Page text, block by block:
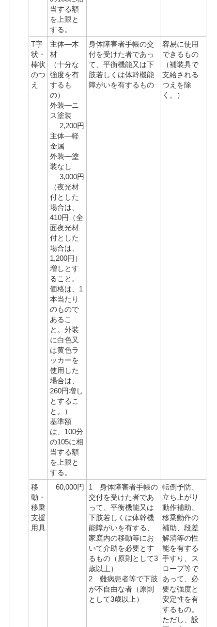
当する額
を上限と
する。
T字
状・
棒状
のつ
え
主体―木
材
（十分な
強度を有
するも
の）
外装―ニ
ス塗装
2,200円
主体―軽
金属
外装―塗
装なし
3,000円
（夜光材
付とした
場合は、
410円（全
面夜光材
付とした
場合は、
1,200円）
増しとす
ること。
価格は、1
本当たり
のもので
あるこ
と。外装
に白色又
は黄色ラ
ッカーを
使用した
場合は、
260円増し
とするこ
と。）
基準額
は、100分
の105に相
当する額
を上限と
する。
身体障害者手帳の交
付を受けた者であっ
て、平衡機能又は下
肢若しくは体幹機能
障がいを有するもの
容易に使用
できるもの
（補装具で
支給される
つえを除
く。）
移
動・
移乗
支援
用具
60,000円
1 身体障害者手帳の
交付を受けた者であ
って、平衡機能又は
下肢若しくは体幹機
能障がいを有する、
家庭内の移動等にお
いて介助を必要とす
るもの（原則として3
歳以上）
2 難病患者等で下肢
が不自由な者（原則
として3歳以上）
転倒予防、
立ち上がり
動作補助、
移乗動作の
補助、段差
解消等の性
能を有する
手すり、ス
ロープ等で
あって、必
要な強度と
安定性を有
するもの。
ただし、設